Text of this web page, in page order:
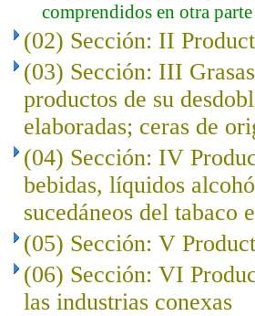
comprendidos en otra parte
(02) Sección: II
(03) Sección: III
productos de su
elaboradas; ceras de
(04) Sección: IV
bebidas, líquidos
sucedáneos del tabaco
(05) Sección: V
(06) Sección: VI
las industrias conexas